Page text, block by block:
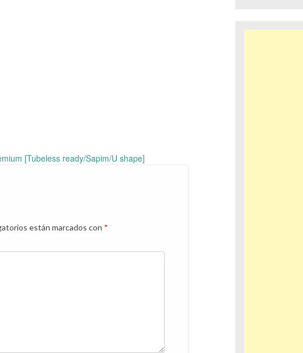
[Tubeless ready/Sapim/U shape]
están marcados con *